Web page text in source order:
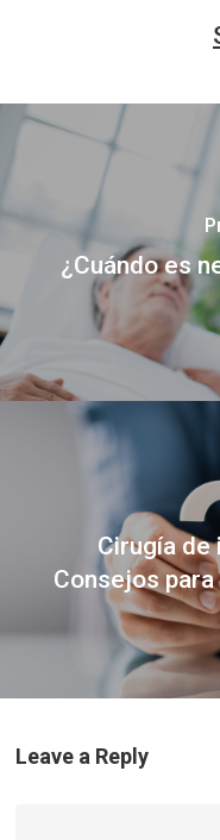
¿Cuándo es
Cirugía de
Consejos
Leave a Reply